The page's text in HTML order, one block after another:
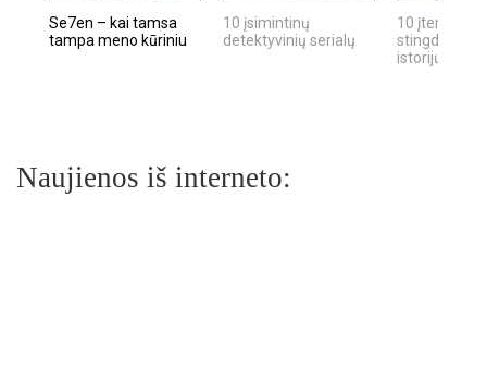
Se7en – kai tamsa
tampa meno kūriniu
10 įsimintinų
detektyvinių serialų
10 įtemptų,
stingdančių
istorijų
Naujienos iš interneto: